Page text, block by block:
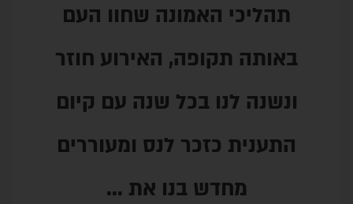
האמונה שחוו העם
האירוע חוזר
בכל שנה עם קיום
לנס ומעוררים
בנו את …